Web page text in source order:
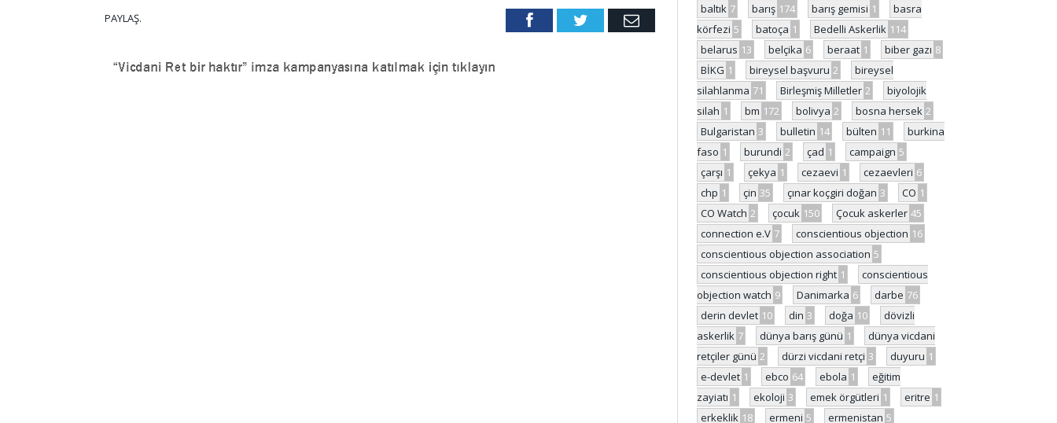
PAYLAŞ. FacebookTwitter Email
baltık 7 barış 174 barış gemisi 1
basra
körfezi 5 batoça 1 Bedelli Askerlik 114
belarus 13 belçika 6 beraat 1 biber gazı 8
BİKG 1 bireysel başvuru 2
bireysel
silahlanma 71 Birleşmiş Milletler 2
biyolojik
silah 1 bm 172 bolivya 2 bosna hersek 2
Bulgaristan 3 bulletin 14 bülten 11
burkina
faso 1 burundi 2 çad 1 campaign 5
çarşı 1 çekya 1 cezaevi 1 cezaevleri 6
chp 1 çin 35 çınar koçgiri doğan 3 CO 1
CO Watch 2 çocuk 150 Çocuk askerler 45
connection e.V 7 conscientious objection 16
conscientious objection association 5
conscientious objection right 1
conscientious
objection watch 9 Danimarka 6 darbe 76
derin devlet 10 din 3 doğa 10
dövizli
askerlik 7 dünya barış günü 1
dünya vicdani
retçiler günü 2 dürzi vicdani retçi 3 duyuru 1
e-devlet 1 ebco 64 ebola 1
eğitim
zayiatı 1 ekoloji 3 emek örgütleri 1 eritre 1
erkeklik 18 ermeni 5 ermenistan 5